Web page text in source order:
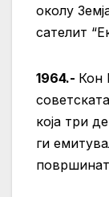
околу
сателит
1964.- Кон
која три
ги